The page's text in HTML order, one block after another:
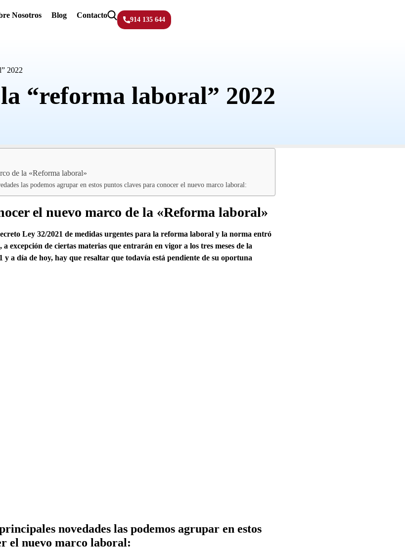
Nosotros Blog Contacto
914 135 644
2022
“reforma laboral” 2022
de la «Reforma laboral»
las podemos agrupar en estos puntos claves para conocer el nuevo marco laboral:
el nuevo marco de la «Reforma laboral»
Ley 32/2021 de medidas urgentes para la reforma laboral y la norma entró
excepción de ciertas materias que entrarán en vigor a los tres meses de la
a día de hoy, hay que resaltar que todavía está pendiente de su oportuna
novedades las podemos agrupar en estos
el nuevo marco laboral: